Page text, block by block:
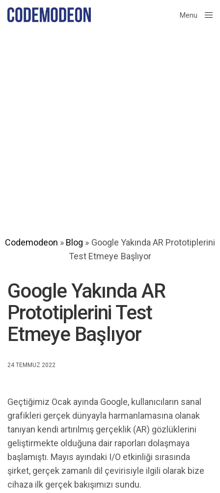
Menu
Codemodeon » Blog » Google Yakında AR Prototiplerini
Test Etmeye Başlıyor
Google Yakında AR
Prototiplerini Test
Etmeye Başlıyor
24 TEMMUZ 2022
Geçtiğimiz Ocak ayında Google, kullanıcıların sanal
grafikleri gerçek dünyayla harmanlamasına olanak
tanıyan kendi artırılmış gerçeklik (AR) gözlüklerini
geliştirmekte olduğuna dair raporları dolaşmaya
başlamıştı. Mayıs ayındaki I/O etkinliği sırasında
şirket, gerçek zamanlı dil çevirisiyle ilgili olarak bize
cihaza ilk gerçek bakışımızı sundu.